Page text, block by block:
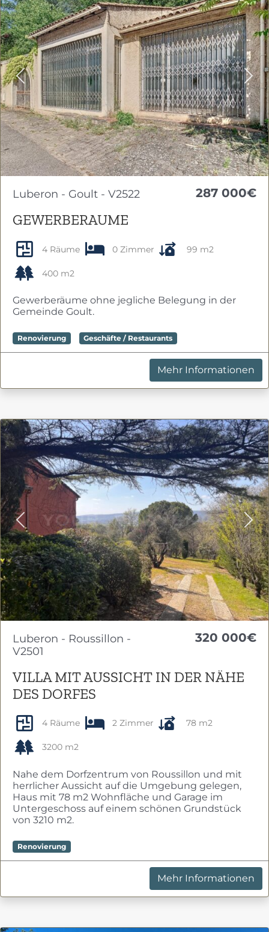
Previous
Luberon - Goult - V2522 287 000€
GEWERBERAUME
4 Räume 0 Zimmer 99 m2
400 m2
Gewerberäume ohne jegliche Belegung in der
Gemeinde Goult.
Renovierung Geschäfte / Restaurants
Mehr Informationen
Previous
Luberon - Roussillon -
V2501
320 000€
VILLA MIT AUSSICHT IN DER NÄHE
DES DORFES
4 Räume 2 Zimmer 78 m2
3200 m2
Nahe dem Dorfzentrum von Roussillon und mit
herrlicher Aussicht auf die Umgebung gelegen,
Haus mit 78 m2 Wohnfläche und Garage im
Untergeschoss auf einem schönen Grundstück
von 3210 m2.
Renovierung
Mehr Informationen